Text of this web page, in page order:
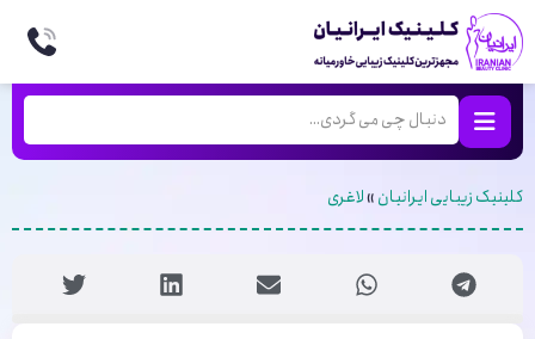
کلینیک زیبایی ایرانیان»لاغری